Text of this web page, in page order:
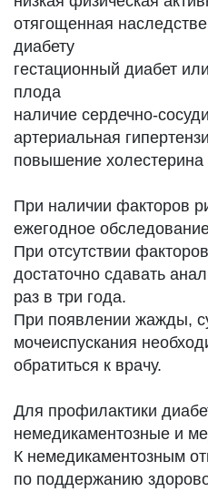
отягощенная
диабету
гестационный диабет
плода
наличие сердечно-
артериальная
повышение холестерина
При наличии факторов
ежегодное
При отсутствии
достаточно сдавать
раз в три года.
При появлении жажды,
мочеиспускания
обратиться к врачу.
Для профилактики
немедикаментозные и
К немедикаментозным
по поддержанию